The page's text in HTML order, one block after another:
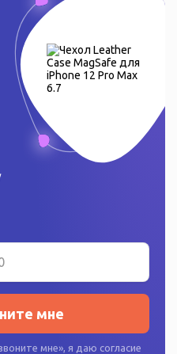
мне
мне», я даю согласие